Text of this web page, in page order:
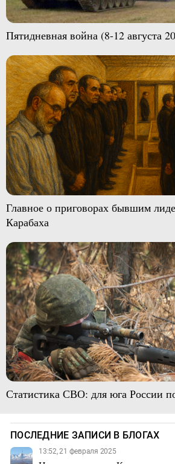
Пятидневная война (8-12 августа
Главное о приговорах бывшим
Карабаха
Статистика СВО: для юга России
ПОСЛЕДНИЕ ЗАПИСИ В БЛОГАХ
13:52, 21 февраля 2025